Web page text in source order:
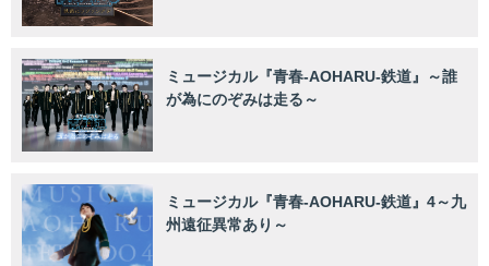
ミュージカル『青春-AOHARU-鉄道』～誰
が為にのぞみは走る～
ミュージカル『青春-AOHARU-鉄道』4～九
州遠征異常あり～